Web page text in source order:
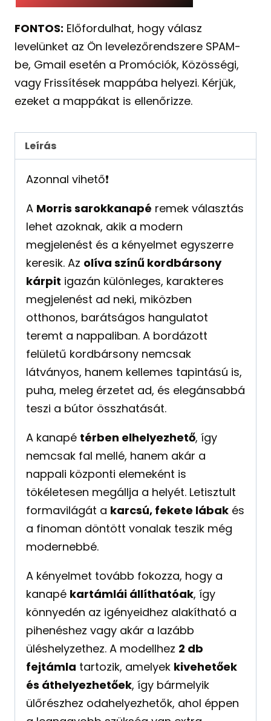
FONTOS: Előfordulhat, hogy válasz
levelünket az Ön levelezőrendszere SPAM-
be, Gmail esetén a Promóciók, Közösségi,
vagy Frissítések mappába helyezi. Kérjük,
ezeket a mappákat is ellenőrizze.
Leírás
Azonnal vihető❗️
A Morris sarokkanapé remek választás
lehet azoknak, akik a modern
megjelenést és a kényelmet egyszerre
keresik. Az olíva színű kordbársony
kárpit igazán különleges, karakteres
megjelenést ad neki, miközben
otthonos, barátságos hangulatot
teremt a nappaliban. A bordázott
felületű kordbársony nemcsak
látványos, hanem kellemes tapintású is,
puha, meleg érzetet ad, és elegánsabbá
teszi a bútor összhatását.
A kanapé térben elhelyezhető, így
nemcsak fal mellé, hanem akár a
nappali központi elemeként is
tökéletesen megállja a helyét. Letisztult
formavilágát a karcsú, fekete lábak és
a finoman döntött vonalak teszik még
modernebbé.
A kényelmet tovább fokozza, hogy a
kanapé kartámlái állíthatóak, így
könnyedén az igényeidhez alakítható a
pihenéshez vagy akár a lazább
üléshelyzethez. A modellhez 2 db
fejtámla tartozik, amelyek kivehetőek
és áthelyezhetőek, így bármelyik
ülőrészhez odahelyezhetők, ahol éppen